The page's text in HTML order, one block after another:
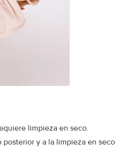
limpieza en seco.
y a la limpieza en